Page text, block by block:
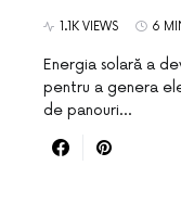
1.1K VIEWS 6
Energia solară a
pentru a genera
de panouri…